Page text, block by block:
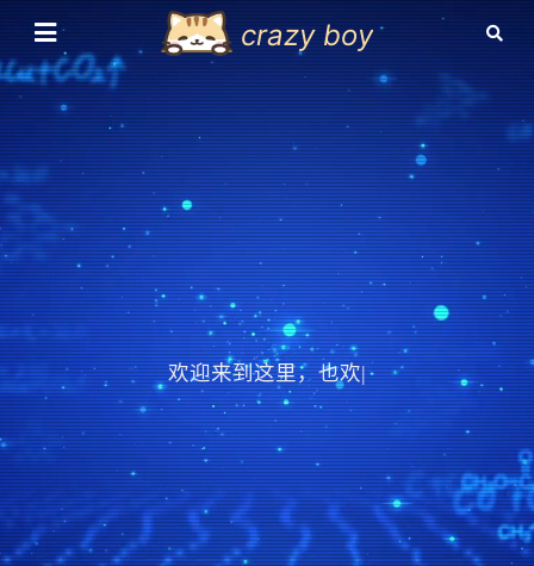
crazy boy
欢迎来到这里，也欢迎大|